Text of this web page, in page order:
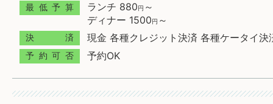
最低予算 ランチ 880円 ～
ディナー 1500円 ～
決済 現金 各種クレジット決済 各種ケータイ決
予約可否 予約OK